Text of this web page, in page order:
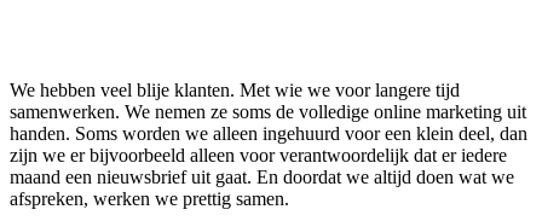
We hebben veel blije klanten. Met wie we voor langere tijd
samenwerken. We nemen ze soms de volledige online marketing uit
handen. Soms worden we alleen ingehuurd voor een klein deel, dan
zijn we er bijvoorbeeld alleen voor verantwoordelijk dat er iedere
maand een nieuwsbrief uit gaat. En doordat we altijd doen wat we
afspreken, werken we prettig samen.